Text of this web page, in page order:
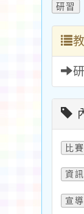
研習
比賽
資訊
宣導